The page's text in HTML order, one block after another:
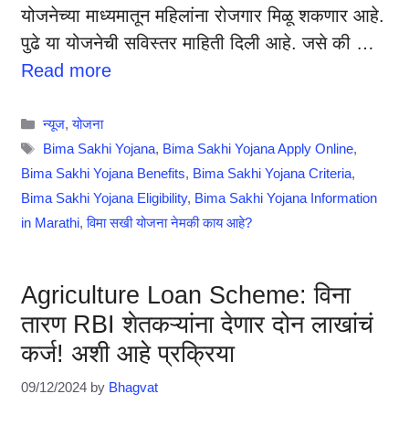
योजनेच्या माध्यमातून महिलांना रोजगार मिळू शकणार आहे.
पुढे या योजनेची सविस्तर माहिती दिली आहे. जसे की …
Read more
Categories
न्यूज,योजना
Tags
Bima Sakhi Yojana, Bima Sakhi Yojana Apply Online,
Bima Sakhi Yojana Benefits, Bima Sakhi Yojana Criteria,
Bima Sakhi Yojana Eligibility, Bima Sakhi Yojana Information
in Marathi,विमा सखी योजना नेमकी काय आहे?
Agriculture Loan Scheme: विना
तारण RBI शेतकऱ्यांना देणार दोन लाखांचं
कर्ज! अशी आहे प्रक्रिया
09/12/2024 by Bhagvat